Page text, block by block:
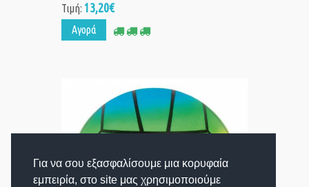
Για να σου εξασφαλίσουμε μια κορυφαία
εμπειρία, στο site μας χρησιμοποιούμε
Τιμή: 13,20€
Αγορά